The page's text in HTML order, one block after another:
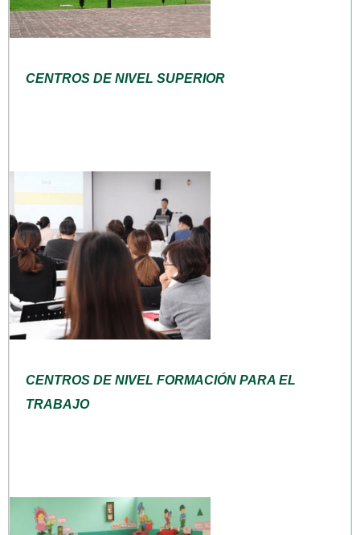
CENTROS DE NIVEL SUPERIOR
CENTROS DE NIVEL FORMACIÓN PARA EL
TRABAJO